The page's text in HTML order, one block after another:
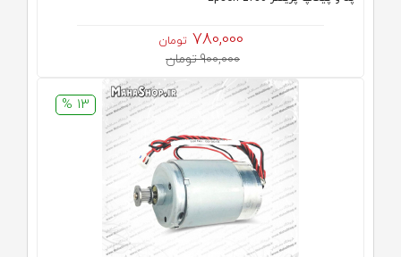
780,000 تومان
900,000 تومان
13 %